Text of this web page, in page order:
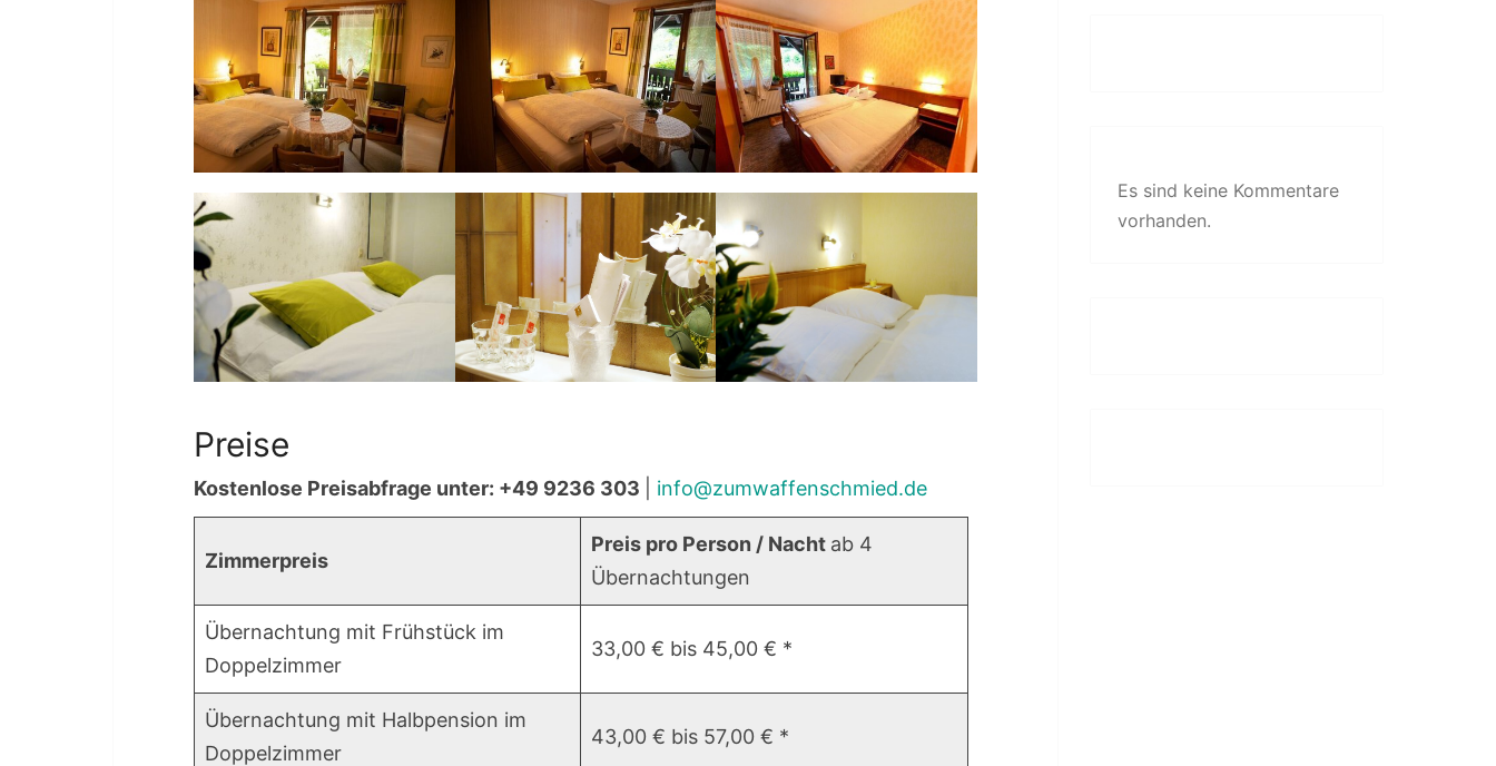
Preise
Kostenlose Preisabfrage unter: +49 9236 303 info@zumwaffenschmied.de
Zimmerpreis
Preis pro Person / Nacht ab 4
Übernachtungen
Übernachtung mit Frühstück im
Doppelzimmer
33,00 € bis 45,00 € *
Übernachtung mit Halbpension im
Doppelzimmer
43,00 € bis 57,00 € *
Es sind keine Kommentare
vorhanden.